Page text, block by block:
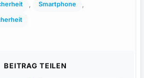
Smartphone
BEITRAG TEILEN